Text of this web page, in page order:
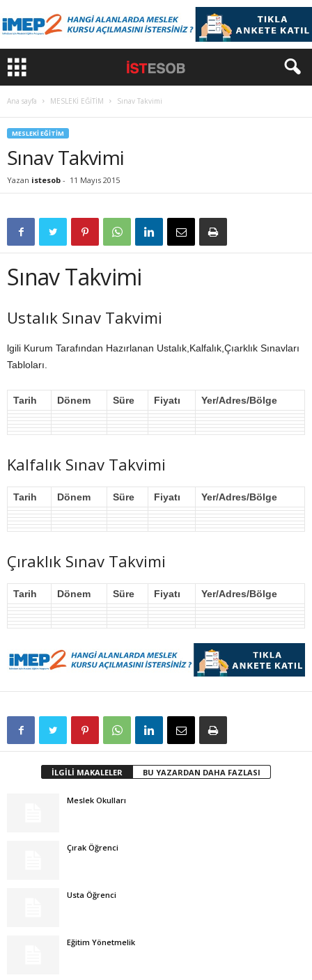
Ana sayfa MESLEKİ EĞİTİM Sınav Takvimi
MESLEKİ EĞİTİM
Sınav Takvimi
Yazan istesob - 11 Mayıs 2015
Sınav Takvimi
Ustalık Sınav Takvimi
lgili Kurum Tarafından Hazırlanan Ustalık,Kalfalık,Çıarklık Sınavları
Tabloları.
Tarih Dönem Süre Fiyatı Yer/Adres/Bölge
Kalfalık Sınav Takvimi
Tarih Dönem Süre Fiyatı Yer/Adres/Bölge
Çıraklık Sınav Takvimi
Tarih Dönem Süre Fiyatı Yer/Adres/Bölge
İLGİLİ MAKALELER BU YAZARDAN DAHA FAZLASI
Meslek Okulları
Çırak Öğrenci
Usta Öğrenci
Eğitim Yönetmelik